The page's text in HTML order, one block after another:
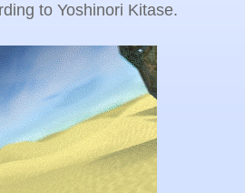
to Yoshinori Kitase.